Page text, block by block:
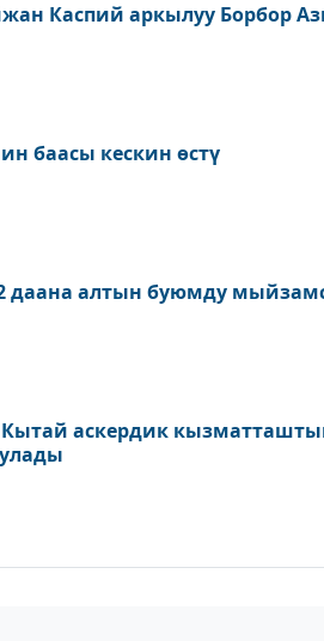
Каспий аркылуу Борбор
баасы кескин өстү
даана алтын буюмду
аскердик